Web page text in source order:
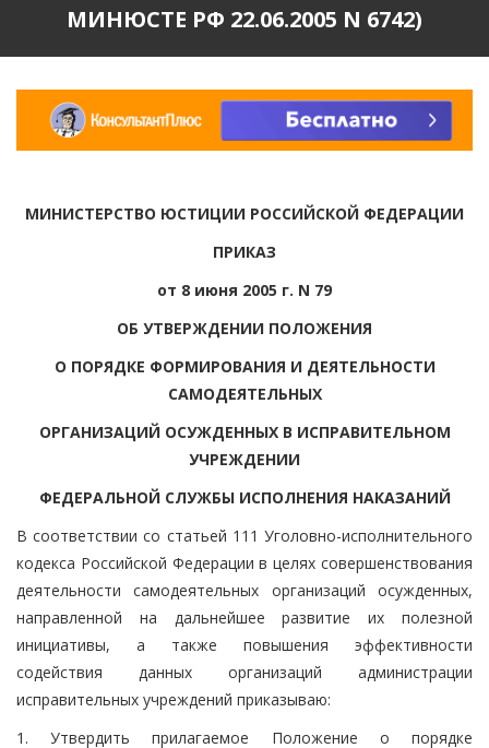
МИНЮСТЕ РФ 22.06.2005 N 6742)
МИНИСТЕРСТВО ЮСТИЦИИ РОССИЙСКОЙ ФЕДЕРАЦИИ
ПРИКАЗ
от 8 июня 2005 г. N 79
ОБ УТВЕРЖДЕНИИ ПОЛОЖЕНИЯ
О ПОРЯДКЕ ФОРМИРОВАНИЯ И ДЕЯТЕЛЬНОСТИ
САМОДЕЯТЕЛЬНЫХ
ОРГАНИЗАЦИЙ ОСУЖДЕННЫХ В ИСПРАВИТЕЛЬНОМ
УЧРЕЖДЕНИИ
ФЕДЕРАЛЬНОЙ СЛУЖБЫ ИСПОЛНЕНИЯ НАКАЗАНИЙ
В соответствии со статьей 111 Уголовно-исполнительного
кодекса Российской Федерации в целях совершенствования
деятельности самодеятельных организаций осужденных,
направленной на дальнейшее развитие их полезной
инициативы, а также повышения эффективности
содействия данных организаций администрации
исправительных учреждений приказываю:
1. Утвердить прилагаемое Положение о порядке